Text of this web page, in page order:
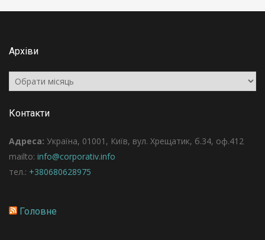
Архіви
Архіви
Контакти
Адреса: Україна, 01001, Київ, вул. Хрещатик, б.34, оф.412
mailto: info@corporativ.info
тел.: +380680628975
Головне